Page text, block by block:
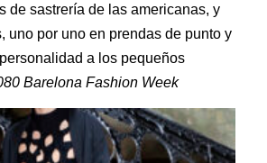
de sastrería de las americanas, y
uno por uno en prendas de punto y
a los pequeños
Barelona Fashion Week